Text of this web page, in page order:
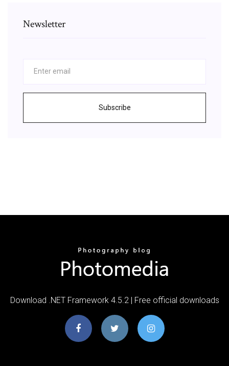
Newsletter
Subscribe
Download .NET Framework 4.5.2 | Free official downloads